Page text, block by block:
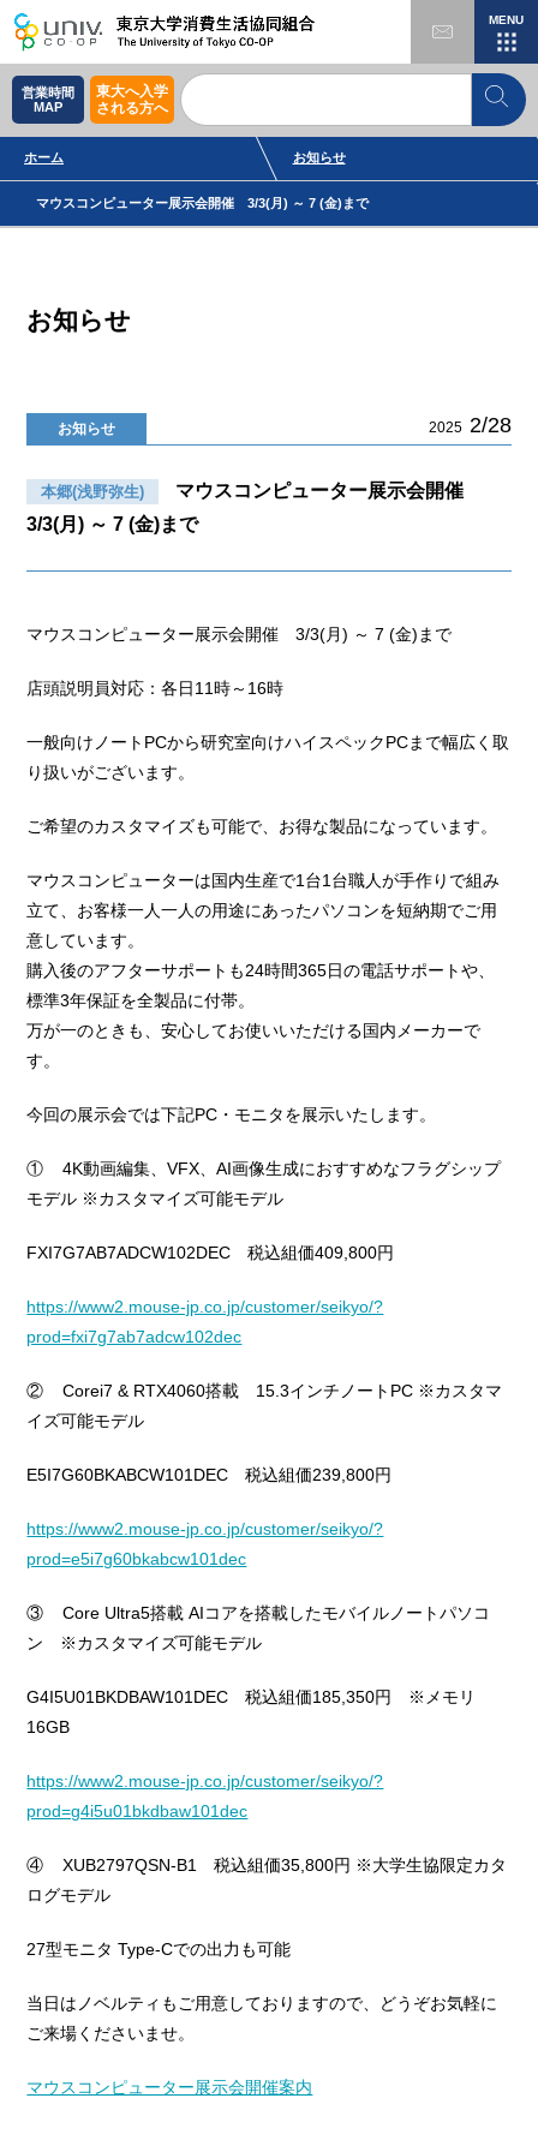
MENU
営業時間
MAP
東大へ入学
される方へ
ホーム お知らせ
マウスコンピューター展示会開催 3/3(月) ～ 7 (金)まで
お知らせ
お知らせ 2025 2/28
本郷(浅野弥生)
マウスコンピューター展示会開催
3/3(月) ～ 7 (金)まで
マウスコンピューター展示会開催 3/3(月) ～ 7 (金)まで
店頭説明員対応：各日11時～16時
一般向けノートPCから研究室向けハイスペックPCまで幅広く取
り扱いがございます。
ご希望のカスタマイズも可能で、お得な製品になっています。
マウスコンピューターは国内生産で1台1台職人が手作りで組み
立て、お客様一人一人の用途にあったパソコンを短納期でご用
意しています。
購入後のアフターサポートも24時間365日の電話サポートや、
標準3年保証を全製品に付帯。
万が一のときも、安心してお使いいただける国内メーカーで
す。
今回の展示会では下記PC・モニタを展示いたします。
① 4K動画編集、VFX、AI画像生成におすすめなフラグシップ
モデル ※カスタマイズ可能モデル
FXI7G7AB7ADCW102DEC 税込組価409,800円
https://www2.mouse-jp.co.jp/customer/seikyo/?
prod=fxi7g7ab7adcw102dec
② Corei7 & RTX4060搭載 15.3インチノートPC ※カスタマ
イズ可能モデル
E5I7G60BKABCW101DEC 税込組価239,800円
https://www2.mouse-jp.co.jp/customer/seikyo/?
prod=e5i7g60bkabcw101dec
③ Core Ultra5搭載 AIコアを搭載したモバイルノートパソコ
ン ※カスタマイズ可能モデル
G4I5U01BKDBAW101DEC 税込組価185,350円 ※メモリ
16GB
https://www2.mouse-jp.co.jp/customer/seikyo/?
prod=g4i5u01bkdbaw101dec
④ XUB2797QSN-B1 税込組価35,800円 ※大学生協限定カタ
ログモデル
27型モニタ Type-Cでの出力も可能
当日はノベルティもご用意しておりますので、どうぞお気軽に
ご来場くださいませ。
マウスコンピューター展示会開催案内